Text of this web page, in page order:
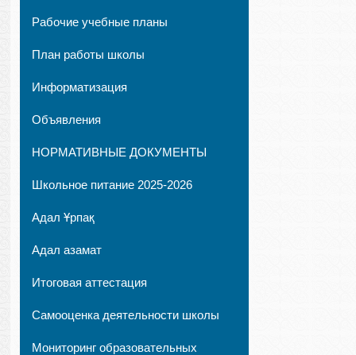
Рабочие учебные планы
План работы школы
Информатизация
Объявления
НОРМАТИВНЫЕ ДОКУМЕНТЫ
Школьное питание 2025-2026
Адал Ұрпақ
Адал азамат
Итоговая аттестация
Самооценка деятельности школы
Мониторинг образовательных